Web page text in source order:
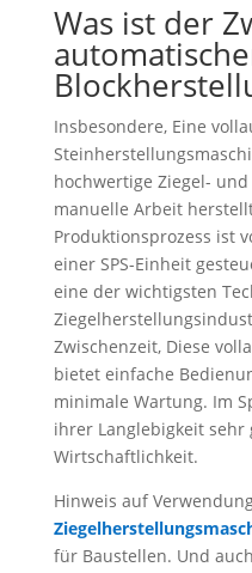
Was ist der
Insbesondere, Eine
hochwertige Ziegel-
manuelle Arbeit
Produktionsprozess ist
einer SPS-Einheit
eine der wichtigsten
Zwischenzeit, Diese
bietet einfache
minimale Wartung. Im
ihrer Langlebigkeit sehr
Wirtschaftlichkeit.
Hinweis auf
für Baustellen. Und